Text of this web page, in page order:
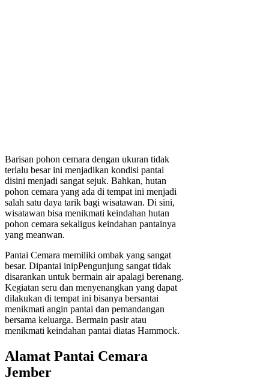
Barisan pohon cemara dengan ukuran tidak
terlalu besar ini menjadikan kondisi pantai
disini menjadi sangat sejuk. Bahkan, hutan
pohon cemara yang ada di tempat ini menjadi
salah satu daya tarik bagi wisatawan. Di sini,
wisatawan bisa menikmati keindahan hutan
pohon cemara sekaligus keindahan pantainya
yang meanwan.
Pantai Cemara memiliki ombak yang sangat
besar. Dipantai inipPengunjung sangat tidak
disarankan untuk bermain air apalagi berenang.
Kegiatan seru dan menyenangkan yang dapat
dilakukan di tempat ini bisanya bersantai
menikmati angin pantai dan pemandangan
bersama keluarga. Bermain pasir atau
menikmati keindahan pantai diatas Hammock.
Alamat Pantai Cemara
Jember